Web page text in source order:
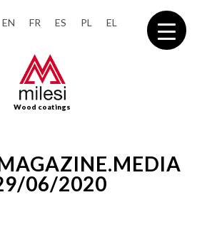
EN FR ES PL EL
Wood coatings
06/2020